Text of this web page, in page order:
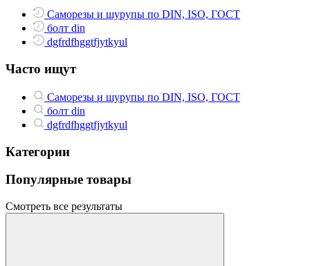
Саморезы и шурупы по DIN, ISO, ГОСТ
болт din
dgfrdfhggtfjytkyul
Часто ищут
Саморезы и шурупы по DIN, ISO, ГОСТ
болт din
dgfrdfhggtfjytkyul
Категории
Популярные товары
Смотреть все результаты